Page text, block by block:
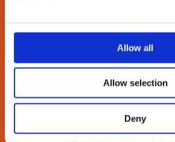
Allow all
Allow selection
Deny
DTU BIOSUSTAIN
SE MERE